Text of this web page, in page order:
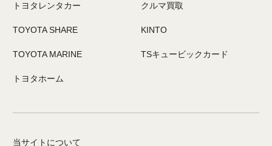
トヨタレンタカー クルマ買取
TOYOTA SHARE KINTO
TOYOTA MARINE TSキュービックカード
トヨタホーム
当サイトについて